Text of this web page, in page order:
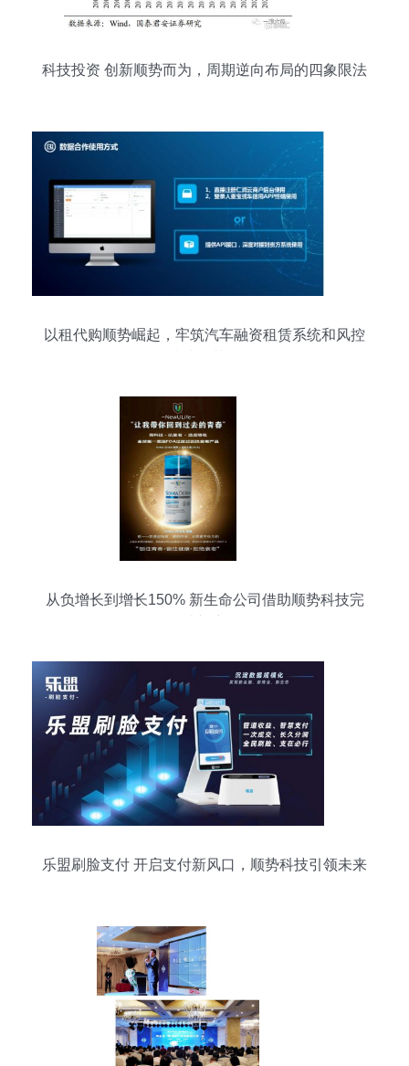
科技投资 创新顺势而为，周期逆向布局的四象限法
以租代购顺势崛起，牢筑汽车融资租赁系统和风控
从负增长到增长150% 新生命公司借助顺势科技完
乐盟刷脸支付 开启支付新风口，顺势科技引领未来